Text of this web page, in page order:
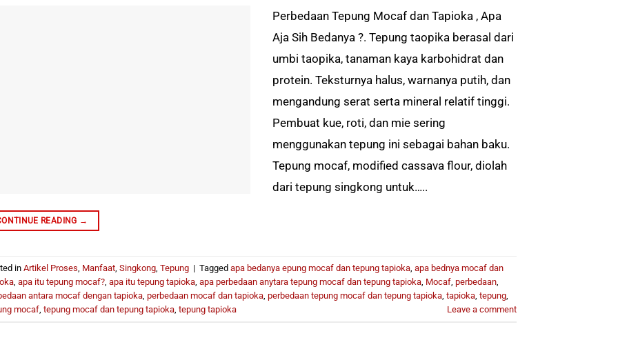
Perbedaan Tepung Mocaf dan Tapioka , Apa
Aja Sih Bedanya ?. Tepung taopika berasal dari
umbi taopika, tanaman kaya karbohidrat dan
protein. Teksturnya halus, warnanya putih, dan
mengandung serat serta mineral relatif tinggi.
Pembuat kue, roti, dan mie sering
menggunakan tepung ini sebagai bahan baku.
Tepung mocaf, modified cassava flour, diolah
dari tepung singkong untuk…..
READING →
in Artikel Proses Manfaat, Singkong, Tepung | Tagged apa bedanya epung mocaf dan tepung tapioka, apa bednya mocaf dan
, apa itu tepung mocaf?, apa itu tepung tapioka, apa perbedaan anytara tepung mocaf dan tepung tapioka, Mocaf, perbedaan,
antara mocaf dengan tapioka, perbedaan mocaf dan tapioka, perbedaan tepung mocaf dan tepung tapioka, tapioka, tepung,
mocaf, tepung mocaf dan tepung tapioka, tepung tapioka Leave a comment